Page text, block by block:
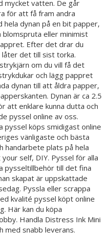
mycket vatten. De går
för att få fram andra
hela dynan på en bit papper,
eller minimist
Efter det drar du
det till sist torka.
om du vill få det
och lägg pappret
dynan till att åldra papper,
Dynan är ca 2.5
att enklare kunna dutta och
pyssel online av oss.
pyssel köps smidigast online
vänligaste och bästa
handarbete plats på hela
self, DIY. Pyssel för alla
pysseltillbehör till det fina
skapat är uppskattade
Pyssla eller scrappa
kvalité pyssel köpt online
Här kan du köpa
Handla Distress Ink Mini
med snabb leverans.